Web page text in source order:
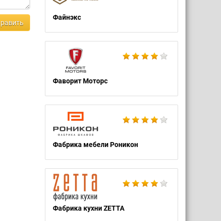
Файнэкс
Фаворит Моторс
Фабрика мебели Роникон
Фабрика кухни ZETTA